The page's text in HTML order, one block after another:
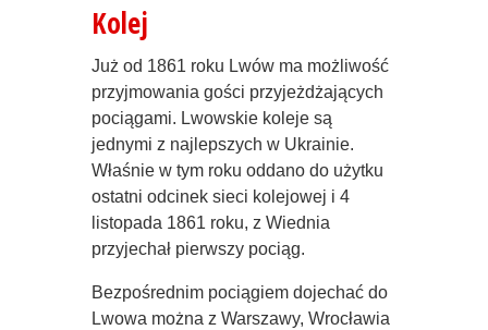
Kolej
Już od 1861 roku Lwów ma możliwość
przyjmowania gości przyjeżdżających
pociągami. Lwowskie koleje są
jednymi z najlepszych w Ukrainie.
Właśnie w tym roku oddano do użytku
ostatni odcinek sieci kolejowej i 4
listopada 1861 roku, z Wiednia
przyjechał pierwszy pociąg.
Bezpośrednim pociągiem dojechać do
Lwowa można z Warszawy, Wrocławia